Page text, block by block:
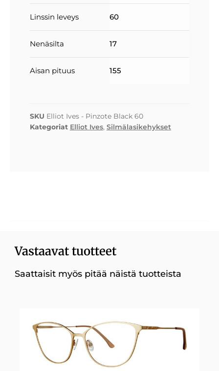
Linssin leveys 60
Nenäsilta 17
Aisan pituus 155
SKU Elliot Ives - Pinzote Black 60
Kategoriat Elliot Ives, Silmälasikehykset
Vastaavat tuotteet
Saattaisit myös pitää näistä tuotteista